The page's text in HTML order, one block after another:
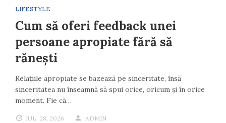
LIFESTYLE
Cum să oferi feedback unei
persoane apropiate fără să
rănești
Relațiile apropiate se bazează pe sinceritate, însă
sinceritatea nu înseamnă să spui orice, oricum și în orice
moment. Fie că…
IUL. 28, 2026 ADMIN